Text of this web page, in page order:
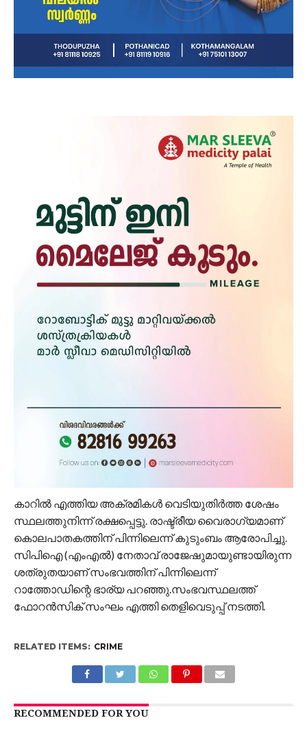
കാറിൽ എത്തിയ അക്രമികൾ വെടിയുതിർത്ത ശേഷം
സ്ഥലത്തുനിന്ന് രക്ഷപ്പെട്ടു. രാഷ്ട്രീയ വൈരാഗ്യമാണ്
കൊലപാതകത്തിന് പിന്നിലെന്ന് കുടുംബം ആരോപിച്ചു.
സിപിഐ (എംഎൽ) നേതാവ് രാജേഷുമായുണ്ടായിരുന്ന
ശത്രുതയാണ് സംഭവത്തിന് പിന്നിലെന്ന്
റാത്തോഡിന്റെ ഭാര്യ പറഞ്ഞു.സംഭവസ്ഥലത്ത്
ഫോറൻസിക് സംഘം എത്തി തെളിവെടുപ്പ് നടത്തി.
RELATED ITEMS: CRIME
RECOMMENDED FOR YOU